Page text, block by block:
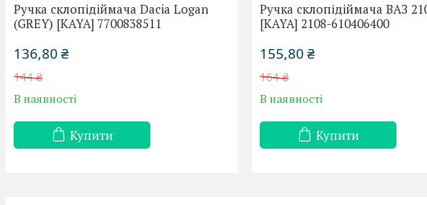
Ручка склопідіймача Dacia Logan
(GREY) [KAYA] 7700838511
136,80 ₴
144 ₴
В наявності
Купити
Ручка склопідіймача ВАЗ
[KAYA] 2108-610406400
155,80 ₴
164 ₴
В наявності
Купити